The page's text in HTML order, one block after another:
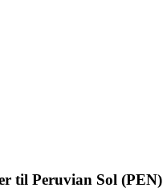
til Peruvian Sol (PEN)